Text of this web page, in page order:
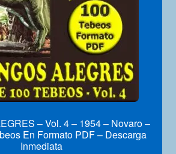
– Vol. 4 – 1954 – Novaro –
En Formato PDF – Descarga
Inmediata